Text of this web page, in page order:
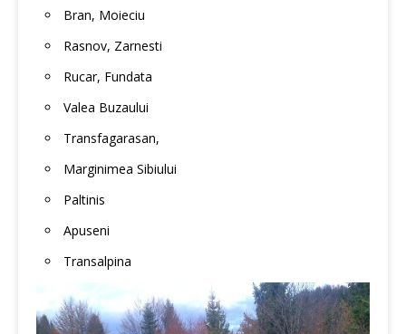
Bran, Moieciu
Rasnov, Zarnesti
Rucar, Fundata
Valea Buzaului
Transfagarasan,
Marginimea Sibiului
Paltinis
Apuseni
Transalpina